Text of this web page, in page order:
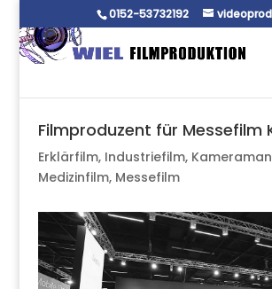
0152-53732192
Filmproduzent für Messefilm
Erklärfilm, Industriefilm,
Medizinfilm, Messefilm